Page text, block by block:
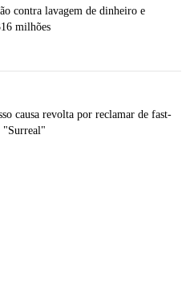
contra lavagem de dinheiro e
milhões
causa revolta por reclamar de fast-
"Surreal"